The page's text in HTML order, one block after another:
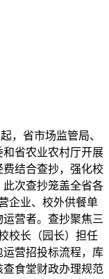
省市场监管局、
省农业农村厅开展
费结合查抄，强化校
此次查抄笼盖全省各
企业、校外供餐单
营者。查抄聚焦三
校长（园长）担任
营招投标流程，库
食堂财政办理规范